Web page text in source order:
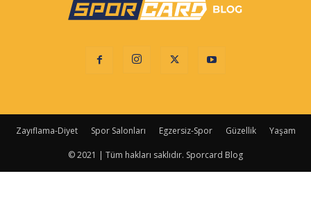
Zayıflama-Diyet Spor Salonları Egzersiz-Spor Güzellik Yaşam
© 2021 | Tüm hakları saklıdır. Sporcard Blog